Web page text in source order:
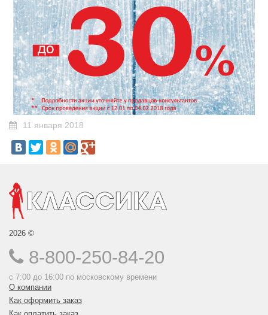
11 января 2018
2026 ©
8-800-250-84-20
с 7:00 до 16:00 по московскому времени
О компании
Как оформить заказ